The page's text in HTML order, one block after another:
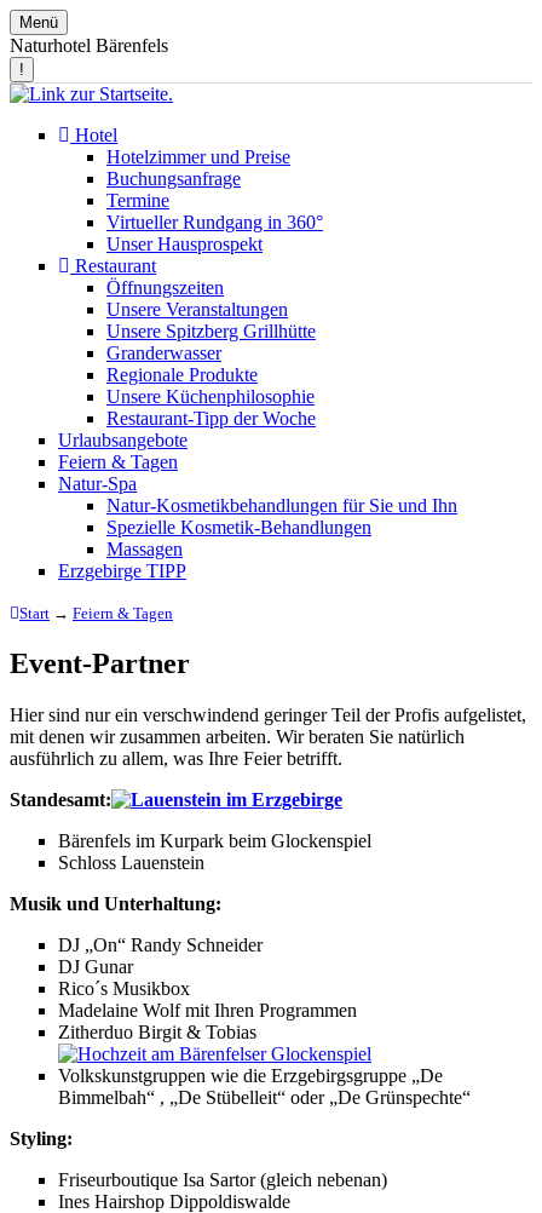
Menü
Naturhotel Bärenfels
!
Hotel
Hotelzimmer und Preise
Buchungsanfrage
Termine
Virtueller Rundgang in 360°
Unser Hausprospekt
Restaurant
Öffnungszeiten
Unsere Veranstaltungen
Unsere Spitzberg Grillhütte
Granderwasser
Regionale Produkte
Unsere Küchenphilosophie
Restaurant-Tipp der Woche
Urlaubsangebote
Feiern & Tagen
Natur-Spa
Natur-Kosmetikbehandlungen für Sie und Ihn
Spezielle Kosmetik-Behandlungen
Massagen
Erzgebirge TIPP
Start → Feiern & Tagen
Event-Partner
Hier sind nur ein verschwindend geringer Teil der Profis aufgelistet,
mit denen wir zusammen arbeiten. Wir beraten Sie natürlich
ausführlich zu allem, was Ihre Feier betrifft.
Standesamt:
Bärenfels im Kurpark beim Glockenspiel
Schloss Lauenstein
Musik und Unterhaltung:
DJ „On“ Randy Schneider
DJ Gunar
Rico´s Musikbox
Madelaine Wolf mit Ihren Programmen
Zitherduo Birgit & Tobias
Volkskunstgruppen wie die Erzgebirgsgruppe „De
Bimmelbah“ , „De Stübelleit“ oder „De Grünspechte“
Styling:
Friseurboutique Isa Sartor (gleich nebenan)
Ines Hairshop Dippoldiswalde